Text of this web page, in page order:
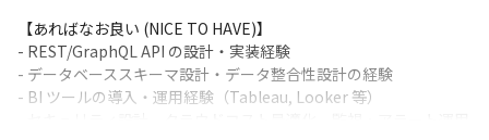
ンのデータ構造・イベント設計・APIへの理解も重視します。
【あればなお良い (NICE TO HAVE)】
- REST/GraphQL API の設計・実装経験
- データベーススキーマ設計・データ整合性設計の経験
- BI ツールの導入・運用経験（Tableau, Looker 等）